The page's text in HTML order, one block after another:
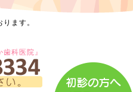
ます。
科医院』